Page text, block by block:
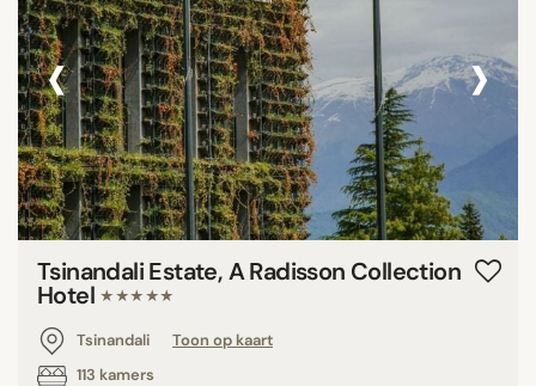
‹ ›
Tsinandali Estate, A Radisson Collection
Hotel ★★★★★
Tsinandali
Toon op kaart
113 kamers